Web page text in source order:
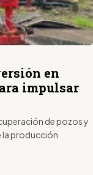
en
impulsar
de pozos y
la producción